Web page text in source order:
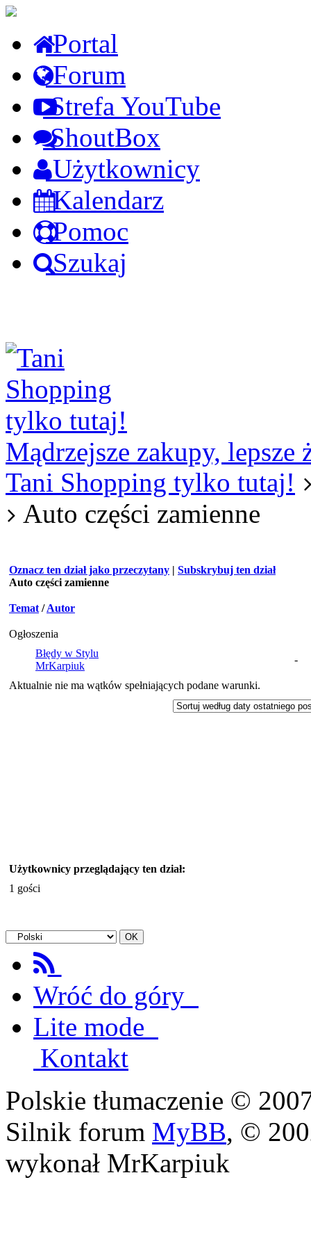
Portal
Forum
Strefa YouTube
ShoutBox
Użytkownicy
Kalendarz
Pomoc
Szukaj
Mądrzejsze zakupy, lepsze
Tani Shopping tylko tutaj!
Auto części zamienne
Oznacz ten dział jako przeczytany | Subskrybuj ten dział
Auto części zamienne
Temat /Autor
Ogłoszenia
Błędy w Stylu
MrKarpiuk
-
Aktualnie nie ma wątków spełniających podane warunki.
Użytkownicy przeglądający ten dział:
1 gości
Wróć do góry
Lite mode
Kontakt
Polskie tłumaczenie ©
Silnik forum MyBB, ©
wykonał MrKarpiuk